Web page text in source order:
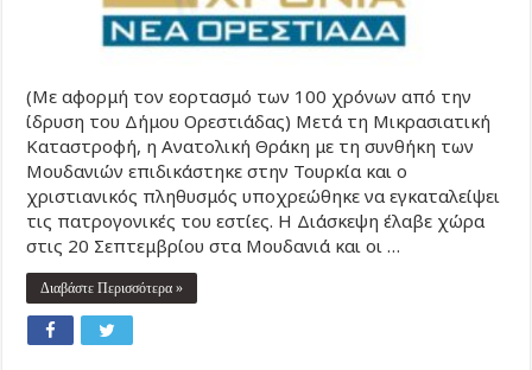
(Με αφορμή τον εορτασμό των 100 χρόνων από την
ίδρυση του Δήμου Ορεστιάδας) Μετά τη Μικρασιατική
Καταστροφή, η Ανατολική Θράκη με τη συνθήκη των
Μουδανιών επιδικάστηκε στην Τουρκία και ο
χριστιανικός πληθυσμός υποχρεώθηκε να εγκαταλείψει
τις πατρογονικές του εστίες. Η Διάσκεψη έλαβε χώρα
στις 20 Σεπτεμβρίου στα Μουδανιά και οι …
Διαβάστε Περισσότερα »